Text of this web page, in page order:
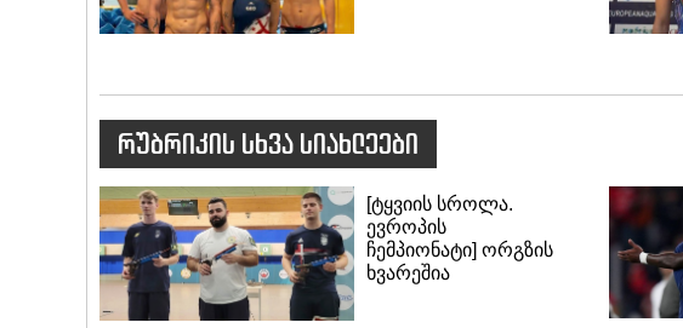
რუბრიკის სხვა სიახლეები
[ტყვიის სროლა.
ევროპის
ჩემპიონატი] ორგზის
ხვარეშია